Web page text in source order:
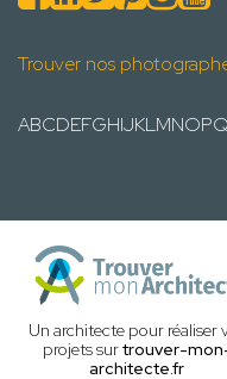
Trouver nos
ABCDEFGHIJKLMNOPQ
Un architecte pour réaliser
projets surtrouver-
architecte.fr